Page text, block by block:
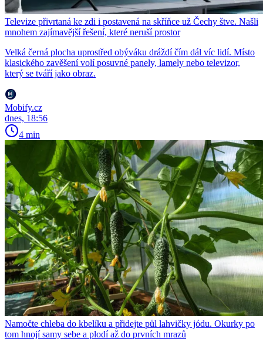
Televize přivrtaná ke zdi i postavená na skříňce už Čechy štve. Našli
mnohem zajímavější řešení, které neruší prostor
Velká černá plocha uprostřed obýváku dráždí čím dál víc lidí. Místo
klasického zavěšení volí posuvné panely, lamely nebo televizor,
který se tváří jako obraz.
Mobify.cz
dnes, 18:56
4 min
Namočte chleba do kbelíku a přidejte půl lahvičky jódu. Okurky po
tom hnojí samy sebe a plodí až do prvních mrazů